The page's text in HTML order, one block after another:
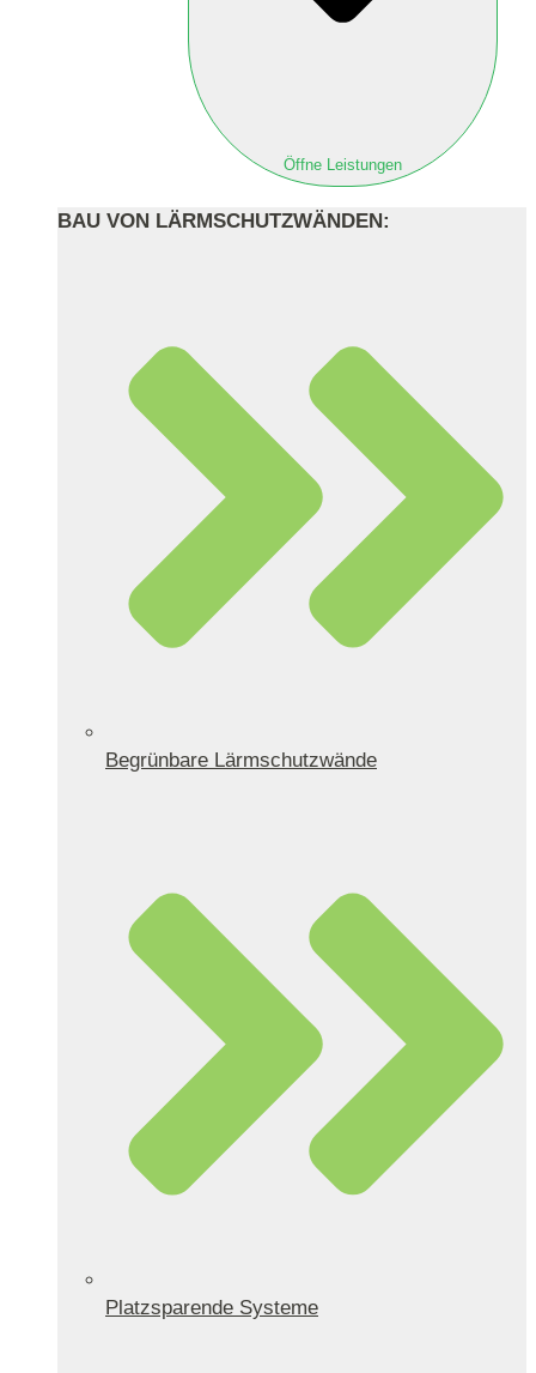
Öffne Leistungen
BAU VON LÄRMSCHUTZWÄNDEN:
Begrünbare Lärmschutzwände
Platzsparende Systeme